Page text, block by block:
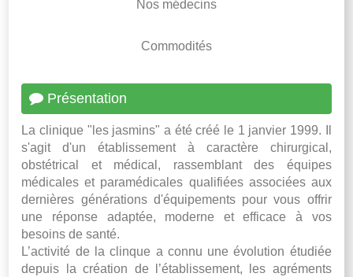
Nos médecins
Commodités
Présentation
La clinique "les jasmins" a été créé le 1 janvier 1999. Il
s'agit d'un établissement à caractère chirurgical,
obstétrical et médical, rassemblant des équipes
médicales et paramédicales qualifiées associées aux
dernières générations d'équipements pour vous offrir
une réponse adaptée, moderne et efficace à vos
besoins de santé.
L’activité de la clinque a connu une évolution étudiée
depuis la création de l’établissement, les agréments